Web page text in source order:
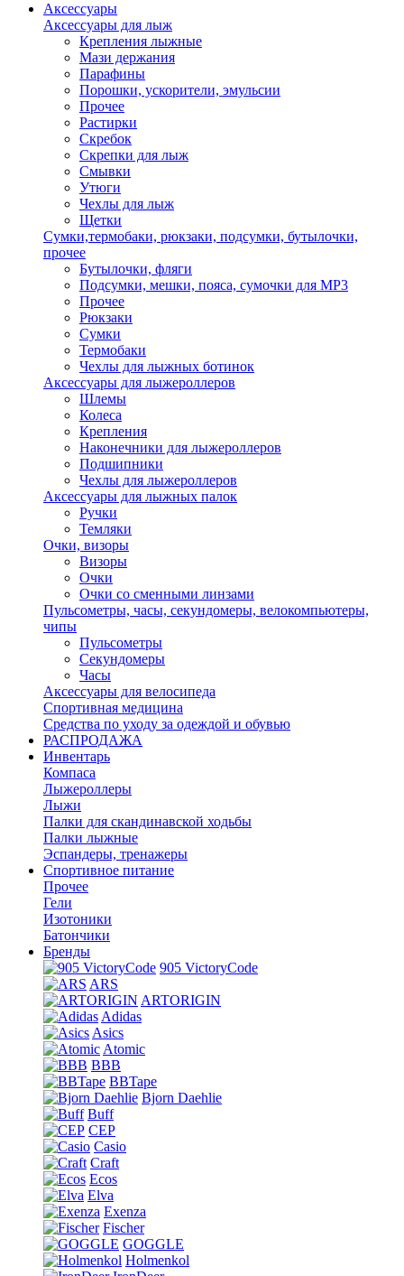
Аксессуары
Аксессуары для лыж
Крепления лыжные
Мази держания
Парафины
Порошки, ускорители, эмульсии
Прочее
Растирки
Скребок
Скрепки для лыж
Смывки
Утюги
Чехлы для лыж
Щетки
Сумки,термобаки, рюкзаки, подсумки, бутылочки,
прочее
Бутылочки, фляги
Подсумки, мешки, пояса, сумочки для MP3
Прочее
Рюкзаки
Сумки
Термобаки
Чехлы для лыжных ботинок
Аксессуары для лыжероллеров
Шлемы
Колеса
Крепления
Наконечники для лыжероллеров
Подшипники
Чехлы для лыжероллеров
Аксессуары для лыжных палок
Ручки
Темляки
Очки, визоры
Визоры
Очки
Очки со сменными линзами
Пульсометры, часы, секундомеры, велокомпьютеры,
чипы
Пульсометры
Секундомеры
Часы
Аксессуары для велосипеда
Спортивная медицина
Средства по уходу за одеждой и обувью
РАСПРОДАЖА
Инвентарь
Компаса
Лыжероллеры
Лыжи
Палки для скандинавской ходьбы
Палки лыжные
Эспандеры, тренажеры
Спортивное питание
Прочее
Гели
Изотоники
Батончики
Бренды
905 VictoryCode
ARS
ARTORIGIN
Adidas
Asics
Atomic
BBB
BBTape
Bjorn Daehlie
Buff
CEP
Casio
Craft
Ecos
Elva
Exenza
Fischer
GOGGLE
Holmenkol